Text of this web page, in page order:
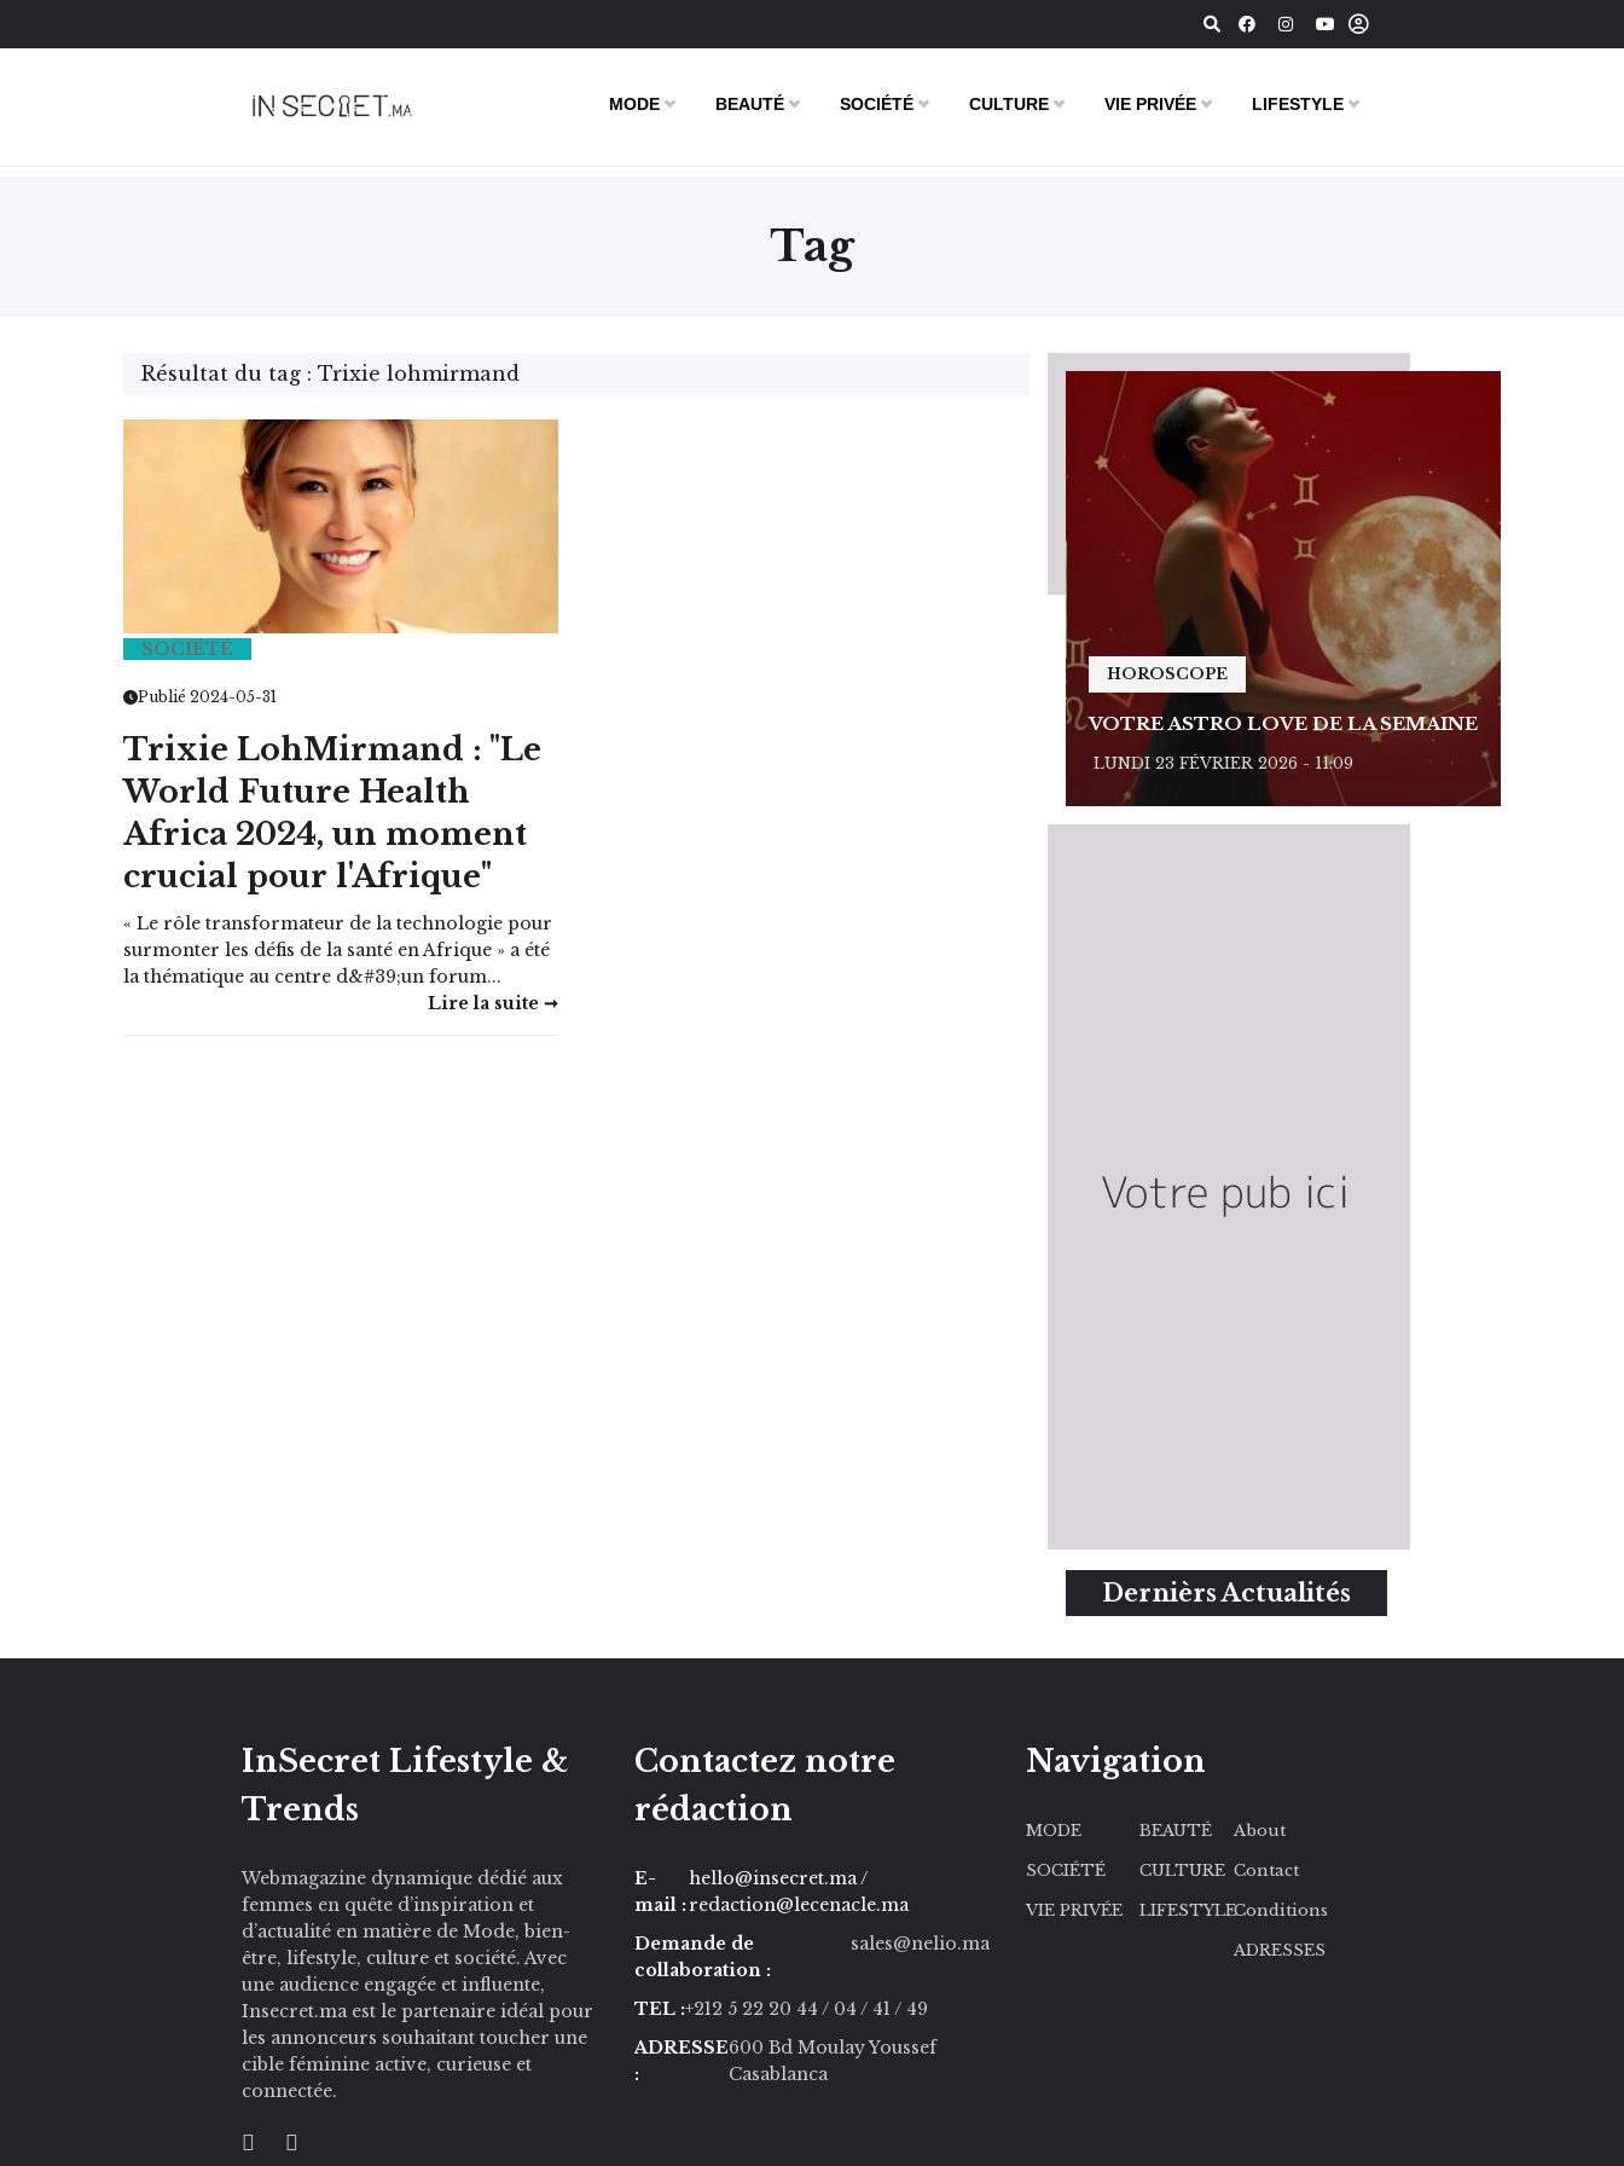
MODE BEAUTÉ SOCIÉTÉ CULTURE VIE PRIVÉE LIFESTYLE
Tag
Résultat du tag : Trixie lohmirmand
SOCIÉTÉ
Publié 2024-05-31
Trixie LohMirmand : "Le
World Future Health
Africa 2024, un moment
crucial pour l'Afrique"
« Le rôle transformateur de la technologie pour
surmonter les défis de la santé en Afrique » a été
la thématique au centre d&#39;un forum...
Lire la suite ➞
LUNDI 23 FÉVRIER 2026 - 11:09
HOROSCOPE
VOTRE ASTRO LOVE DE LA SEMAINE
LUNDI 23 FÉVRIER 2026 - 11:09
Dernièrs Actualités
InSecret Lifestyle &
Trends
Webmagazine dynamique dédié aux
femmes en quête d’inspiration et
d’actualité en matière de Mode, bien-
être, lifestyle, culture et société. Avec
une audience engagée et influente,
Insecret.ma est le partenaire idéal pour
les annonceurs souhaitant toucher une
cible féminine active, curieuse et
connectée.
Contactez notre
rédaction
E-
mail :
hello@insecret.ma /
redaction@lecenacle.ma
Demande de
collaboration :
sales@nelio.ma
TEL :+212 5 22 20 44 / 04 / 41 / 49
ADRESSE
:
600 Bd Moulay Youssef
Casablanca
Navigation
MODE
BEAUTÉ
SOCIÉTÉ
CULTURE
VIE PRIVÉE
LIFESTYLE
About
Contact
Conditions
ADRESSES